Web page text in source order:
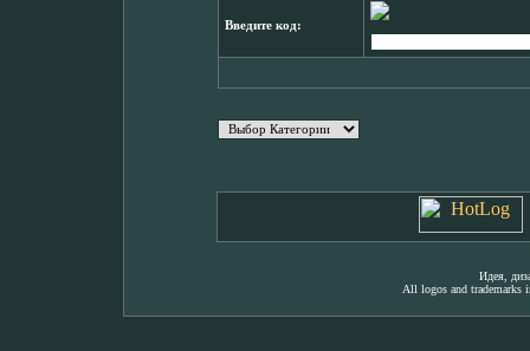
Введите код:
Идея,
All logos and trademarks